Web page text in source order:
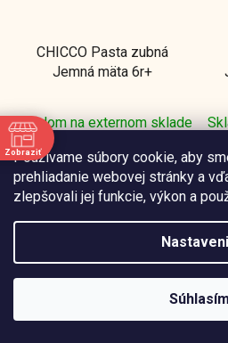
Používame súbory cookie, aby
prehliadanie webovej stránky a
zlepšovali jej funkcie, výkon a
Súhlasím
CHICCO Pasta zubná
Jemná mäta 6r+
Skladom na externom sklade
€4,05 / ks
DO KOŠÍKA
Zobraziť